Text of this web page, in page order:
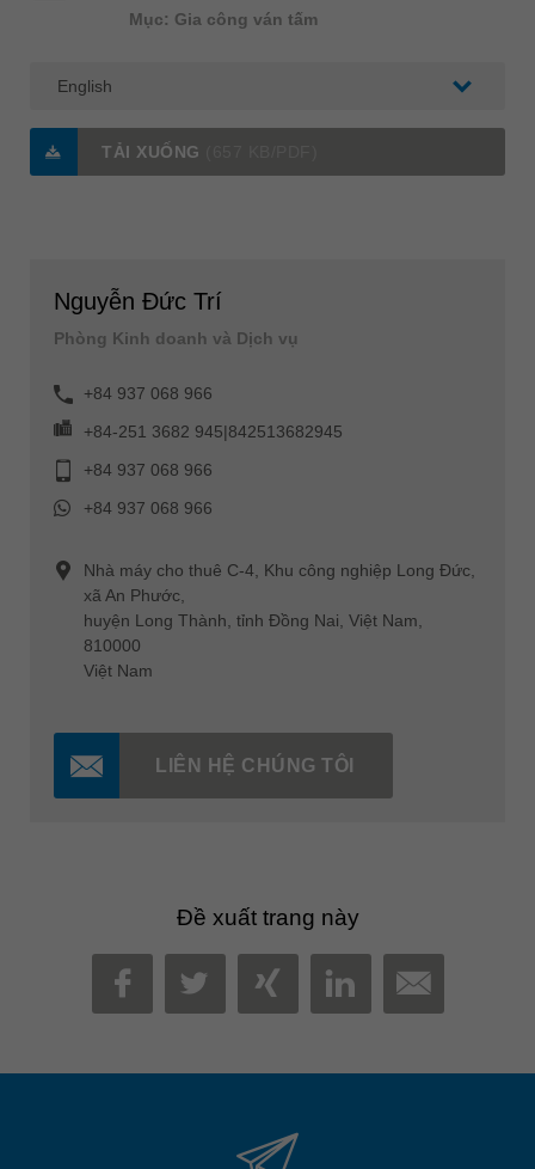
Mục: Gia công ván tấm
TẢI XUỐNG
Nguyễn Đức Trí
Phòng Kinh doanh và Dịch vụ
+84 937 068 966
+84-251 3682 945|842513682945
+84 937 068 966
+84 937 068 966
Nhà máy cho thuê C-4, Khu công nghiệp Long Đức,
xã An Phước,
huyện Long Thành, tỉnh Đồng Nai, Việt Nam,
810000
Việt Nam
LIÊN HỆ CHÚNG TÔI
Đề xuất trang này
FACEBOOK
TWITTER
XINGLINKEDIN
MAIL